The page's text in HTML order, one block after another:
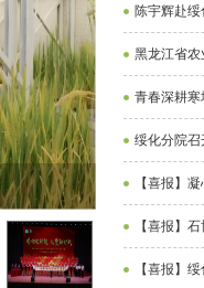
绥化分院召开
陈宇辉赴
黑龙江省
青春深耕
绥化分院
【喜报】
【喜报】
【喜报】